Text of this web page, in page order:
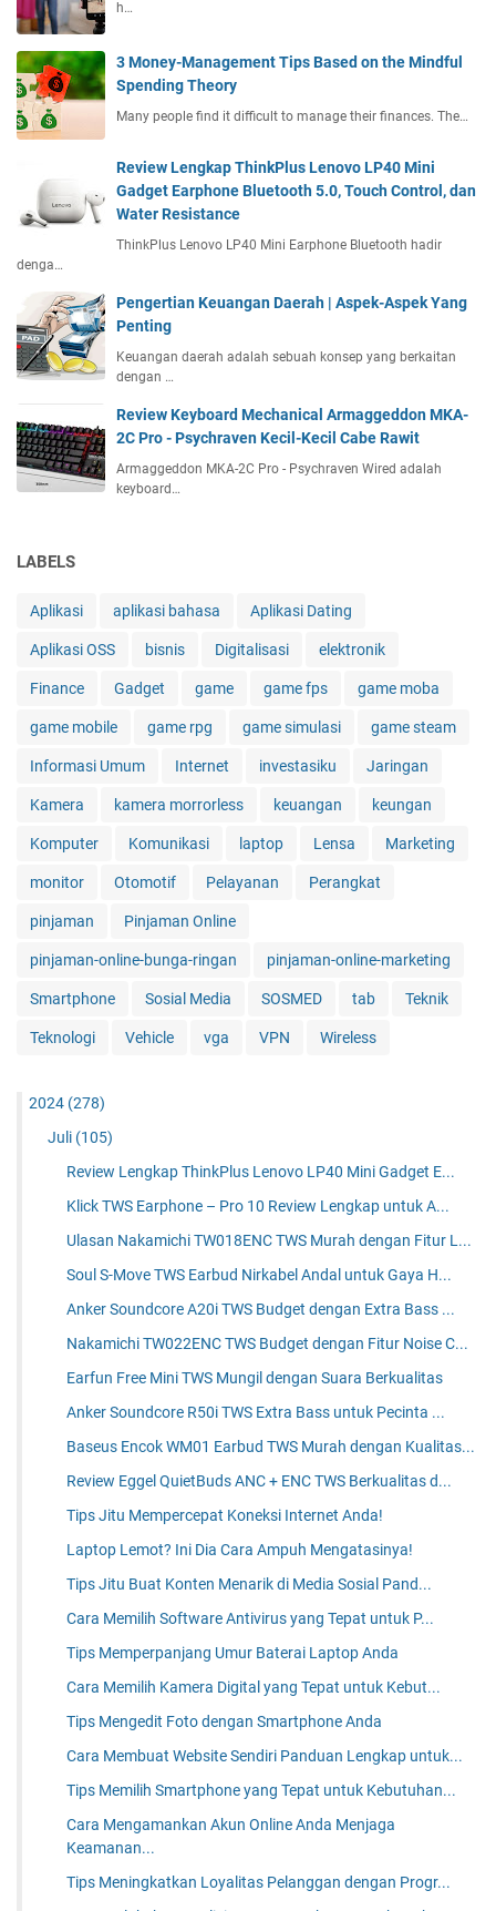
h…
3 Money-Management Tips Based on the Mindful
Spending Theory
Many people find it difficult to manage their finances. The…
Review Lengkap ThinkPlus Lenovo LP40 Mini
Gadget Earphone Bluetooth 5.0, Touch Control, dan
Water Resistance
ThinkPlus Lenovo LP40 Mini Earphone Bluetooth hadir
denga…
Pengertian Keuangan Daerah | Aspek-Aspek Yang
Penting
Keuangan daerah adalah sebuah konsep yang berkaitan
dengan …
Review Keyboard Mechanical Armaggeddon MKA-
2C Pro - Psychraven Kecil-Kecil Cabe Rawit
Armaggeddon MKA-2C Pro - Psychraven Wired adalah
keyboard…
LABELS
Aplikasi aplikasi bahasa Aplikasi Dating
Aplikasi OSS bisnis Digitalisasi elektronik
Finance Gadget game game fps game moba
game mobile game rpg game simulasi game steam
Informasi Umum Internet investasiku Jaringan
Kamera kamera morrorless keuangan keungan
Komputer Komunikasi laptop Lensa Marketing
monitor Otomotif Pelayanan Perangkat
pinjaman Pinjaman Online
pinjaman-online-bunga-ringan pinjaman-online-marketing
Smartphone Sosial Media SOSMED tab Teknik
Teknologi Vehicle vga VPN Wireless
2024 (278)
Juli (105)
Review Lengkap ThinkPlus Lenovo LP40 Mini Gadget E...
Klick TWS Earphone – Pro 10 Review Lengkap untuk A...
Ulasan Nakamichi TW018ENC TWS Murah dengan Fitur L...
Soul S-Move TWS Earbud Nirkabel Andal untuk Gaya H...
Anker Soundcore A20i TWS Budget dengan Extra Bass ...
Nakamichi TW022ENC TWS Budget dengan Fitur Noise C...
Earfun Free Mini TWS Mungil dengan Suara Berkualitas
Anker Soundcore R50i TWS Extra Bass untuk Pecinta ...
Baseus Encok WM01 Earbud TWS Murah dengan Kualitas...
Review Eggel QuietBuds ANC + ENC TWS Berkualitas d...
Tips Jitu Mempercepat Koneksi Internet Anda!
Laptop Lemot? Ini Dia Cara Ampuh Mengatasinya!
Tips Jitu Buat Konten Menarik di Media Sosial Pand...
Cara Memilih Software Antivirus yang Tepat untuk P...
Tips Memperpanjang Umur Baterai Laptop Anda
Cara Memilih Kamera Digital yang Tepat untuk Kebut...
Tips Mengedit Foto dengan Smartphone Anda
Cara Membuat Website Sendiri Panduan Lengkap untuk...
Tips Memilih Smartphone yang Tepat untuk Kebutuhan...
Cara Mengamankan Akun Online Anda Menjaga
Keamanan...
Tips Meningkatkan Loyalitas Pelanggan dengan Progr...